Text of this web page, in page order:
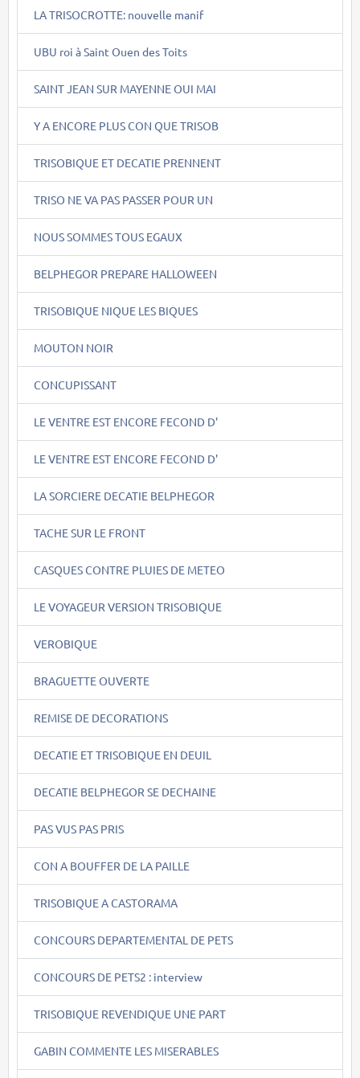
LA TRISOCROTTE: nouvelle manif
UBU roi à Saint Ouen des Toits
SAINT JEAN SUR MAYENNE OUI MAI
Y A ENCORE PLUS CON QUE TRISOB
TRISOBIQUE ET DECATIE PRENNENT
TRISO NE VA PAS PASSER POUR UN
NOUS SOMMES TOUS EGAUX
BELPHEGOR PREPARE HALLOWEEN
TRISOBIQUE NIQUE LES BIQUES
MOUTON NOIR
CONCUPISSANT
LE VENTRE EST ENCORE FECOND D'
LE VENTRE EST ENCORE FECOND D'
LA SORCIERE DECATIE BELPHEGOR
TACHE SUR LE FRONT
CASQUES CONTRE PLUIES DE METEO
LE VOYAGEUR VERSION TRISOBIQUE
VEROBIQUE
BRAGUETTE OUVERTE
REMISE DE DECORATIONS
DECATIE ET TRISOBIQUE EN DEUIL
DECATIE BELPHEGOR SE DECHAINE
PAS VUS PAS PRIS
CON A BOUFFER DE LA PAILLE
TRISOBIQUE A CASTORAMA
CONCOURS DEPARTEMENTAL DE PETS
CONCOURS DE PETS2 : interview
TRISOBIQUE REVENDIQUE UNE PART
GABIN COMMENTE LES MISERABLES